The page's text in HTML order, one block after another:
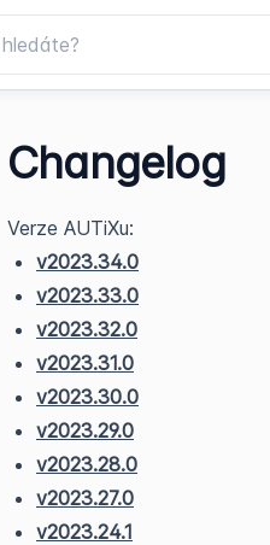
Changelog
Verze AUTiXu:
v2023.34.0
v2023.33.0
v2023.32.0
v2023.31.0
v2023.30.0
v2023.29.0
v2023.28.0
v2023.27.0
v2023.24.1